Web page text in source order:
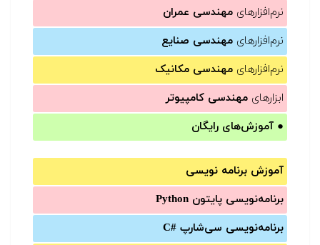
نرم‌افزارهای مهندسی عمران
نرم‌افزارهای مهندسی صنایع
نرم‌افزارهای مهندسی مکانیک
ابزارهای مهندسی کامپیوتر
● آموزش‌های رایگان
آموزش برنامه نویسی
برنامه‌نویسی پایتون Python
برنامه‌‌نویسی سی‌شارپ C#‎